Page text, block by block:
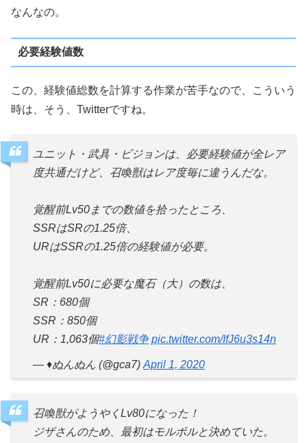
なんなの。
必要経験値数
この、経験値総数を計算する作業が苦手なので、こういう
時は、そう、Twitterですね。
ユニット・武具・ビジョンは、必要経験値が全レア
度共通だけど、召喚獣はレア度毎に違うんだな。
覚醒前Lv50までの数値を拾ったところ、
SSRはSRの1.25倍、
URはSSRの1.25倍の経験値が必要。
覚醒前Lv50に必要な魔石（大）の数は、
SR：680個
SSR：850個
UR：1,063個#幻影戦争 pic.twitter.com/IfJ6u3s14n
— ♦️ぬんぬん (@gca7) April 1, 2020
召喚獣がようやくLv80になった！
ジザさんのため、最初はモルボルと決めていた。